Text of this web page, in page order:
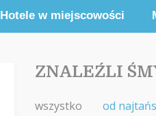
Hotele w miejscowości
ZNALEŹLI
wszystko od